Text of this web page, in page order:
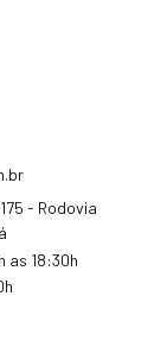
- Rodovia
as 18:30h